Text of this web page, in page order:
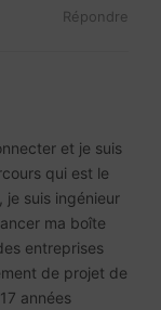
Répondre
et je suis
qui est le
je suis ingénieur
ma boîte
entreprises
de projet de
années